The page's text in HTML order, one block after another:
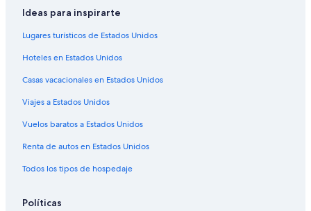
Hoteles en St. George
Lodges en St. George
Moteles en St. George
Hoteles de golf en Washington Fields
Ideas para inspirarte
Lugares turísticos de Estados Unidos
Hoteles en Estados Unidos
Casas vacacionales en Estados Unidos
Viajes a Estados Unidos
Vuelos baratos a Estados Unidos
Renta de autos en Estados Unidos
Todos los tipos de hospedaje
Políticas